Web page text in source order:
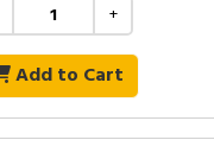
+
Add to Cart